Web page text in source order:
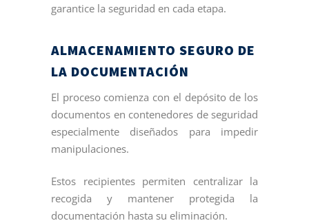
garantice la seguridad en cada etapa.
ALMACENAMIENTO SEGURO DE
LA DOCUMENTACIÓN
El proceso comienza con el depósito de los
documentos en contenedores de seguridad
especialmente diseñados para impedir
manipulaciones.
Estos recipientes permiten centralizar la
recogida y mantener protegida la
documentación hasta su eliminación.